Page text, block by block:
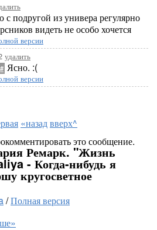
с подругой из универа регулярно
видеть не особо хочется
версии
удалить
# Ясно. :(
версии
«назадвверх^
это сообщение.
Ремарк. "Жизнь
- Когда-нибудь я
кругосветное
/Полная версия